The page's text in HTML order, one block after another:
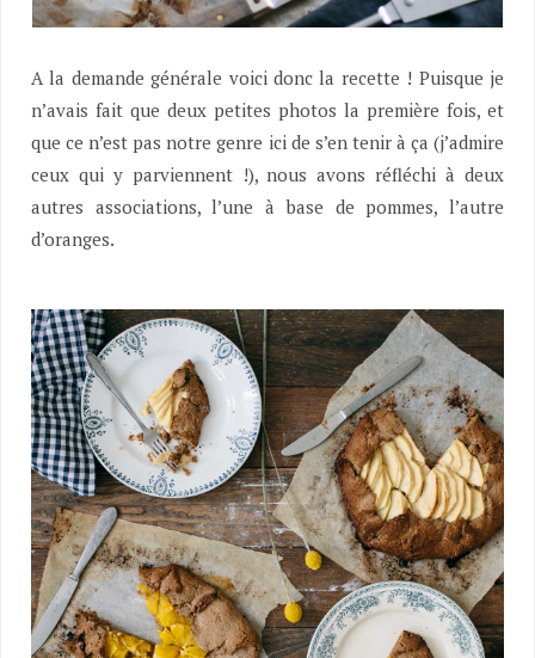
A la demande générale voici donc la recette ! Puisque je
n’avais fait que deux petites photos la première fois, et
que ce n’est pas notre genre ici de s’en tenir à ça (j’admire
ceux qui y parviennent !), nous avons réfléchi à deux
autres associations, l’une à base de pommes, l’autre
d’oranges.